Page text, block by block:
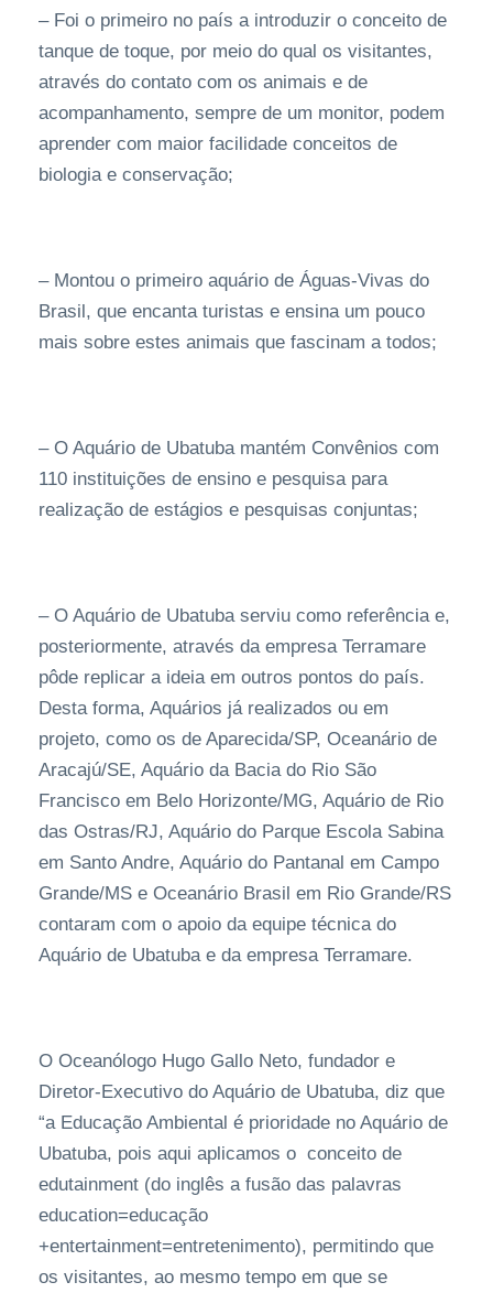
– Foi o primeiro no país a introduzir o conceito de
tanque de toque, por meio do qual os visitantes,
através do contato com os animais e de
acompanhamento, sempre de um monitor, podem
aprender com maior facilidade conceitos de
biologia e conservação;
– Montou o primeiro aquário de Águas-Vivas do
Brasil, que encanta turistas e ensina um pouco
mais sobre estes animais que fascinam a todos;
– O Aquário de Ubatuba mantém Convênios com
110 instituições de ensino e pesquisa para
realização de estágios e pesquisas conjuntas;
– O Aquário de Ubatuba serviu como referência e,
posteriormente, através da empresa Terramare
pôde replicar a ideia em outros pontos do país.
Desta forma, Aquários já realizados ou em
projeto, como os de Aparecida/SP, Oceanário de
Aracajú/SE, Aquário da Bacia do Rio São
Francisco em Belo Horizonte/MG, Aquário de Rio
das Ostras/RJ, Aquário do Parque Escola Sabina
em Santo Andre, Aquário do Pantanal em Campo
Grande/MS e Oceanário Brasil em Rio Grande/RS
contaram com o apoio da equipe técnica do
Aquário de Ubatuba e da empresa Terramare.
O Oceanólogo Hugo Gallo Neto, fundador e
Diretor-Executivo do Aquário de Ubatuba, diz que
“a Educação Ambiental é prioridade no Aquário de
Ubatuba, pois aqui aplicamos o conceito de
edutainment (do inglês a fusão das palavras
education=educação
+entertainment=entretenimento), permitindo que
os visitantes, ao mesmo tempo em que se